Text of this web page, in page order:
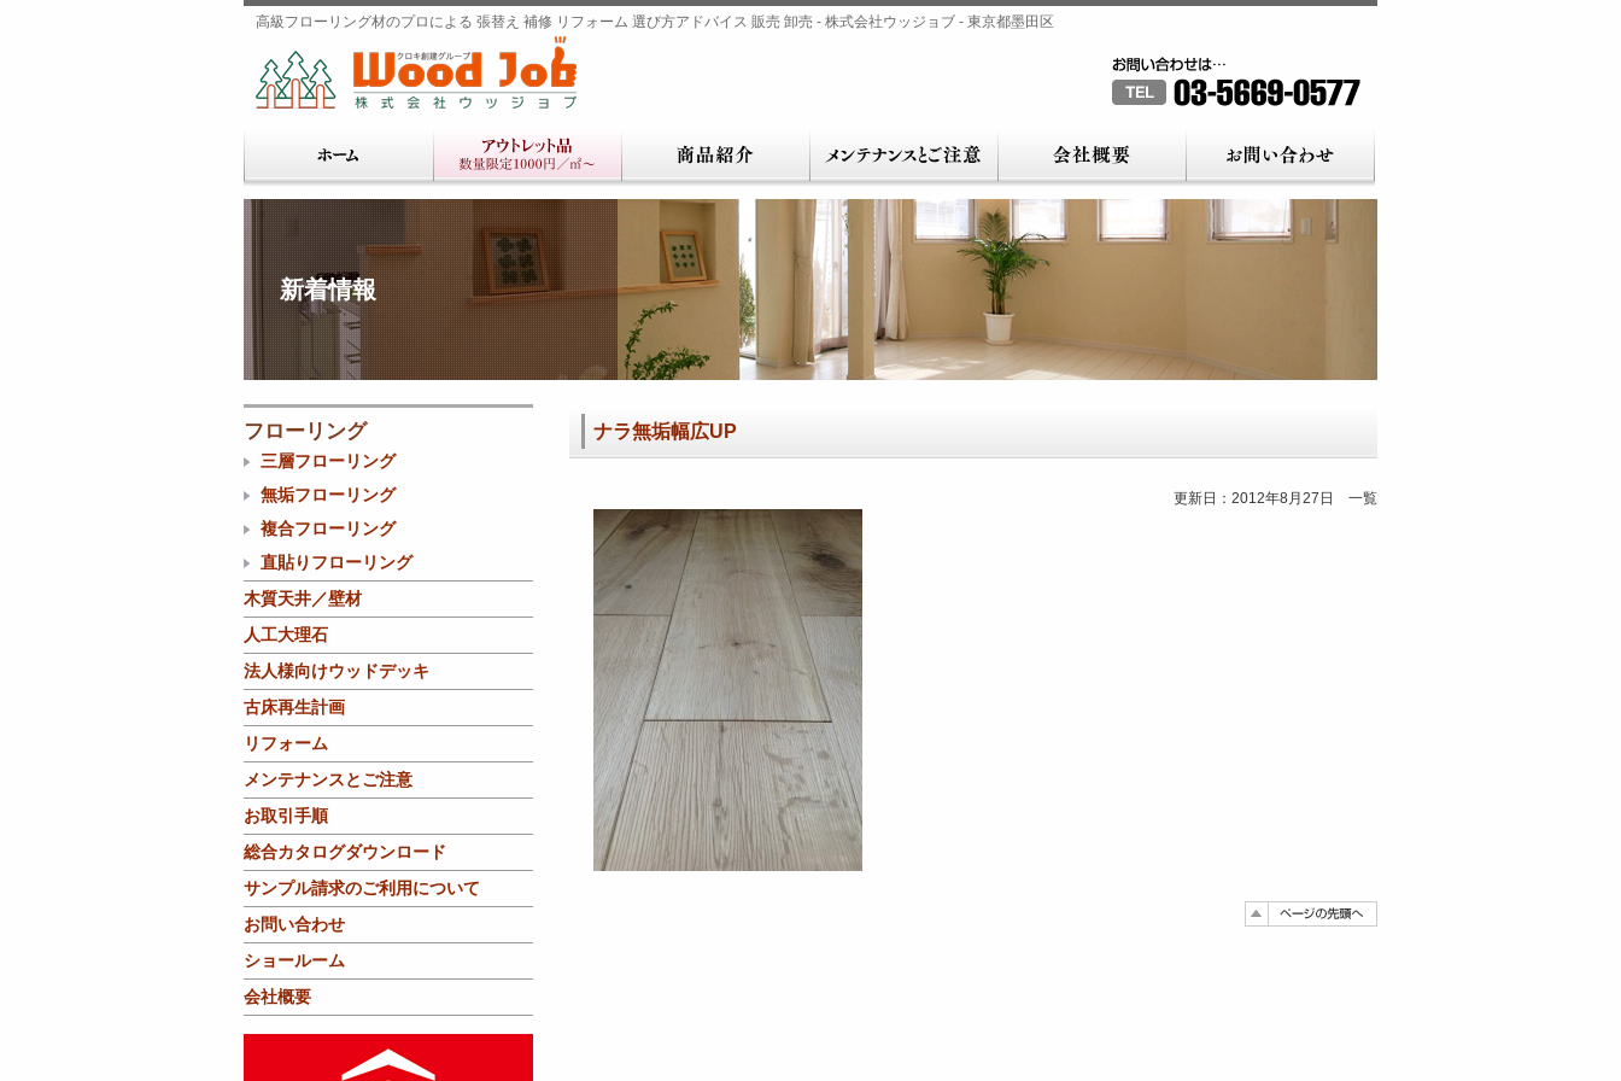
高級フローリング材のプロによる 張替え 補修 リフォーム 選び方アドバイス 販売 卸売 - 株式会社ウッジョブ - 東京都墨田区
新着情報
ナラ無垢幅広UP
更新日：2012年8月27日 一覧
フローリング
三層フローリング
無垢フローリング
複合フローリング
直貼りフローリング
木質天井／壁材
人工大理石
法人様向けウッドデッキ
古床再生計画
リフォーム
メンテナンスとご注意
お取引手順
総合カタログダウンロード
サンプル請求のご利用について
お問い合わせ
ショールーム
会社概要